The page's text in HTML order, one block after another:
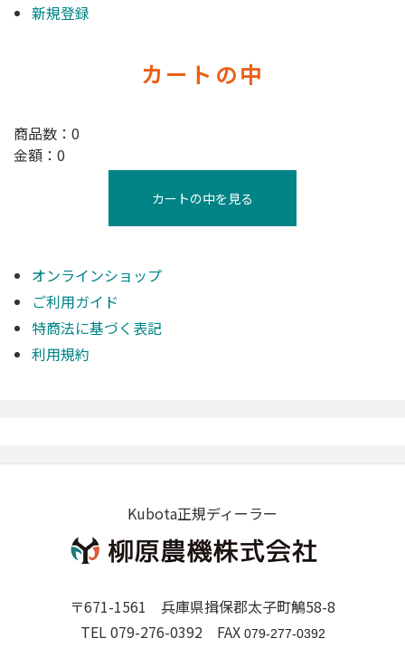
新規登録
カートの中
商品数：0
金額：0
カートの中を見る
オンラインショップ
ご利用ガイド
特商法に基づく表記
利用規約
Kubota正規ディーラー
〒671-1561 兵庫県揖保郡太子町鵤58-8
TEL 079-276-0392 FAX 079-277-0392